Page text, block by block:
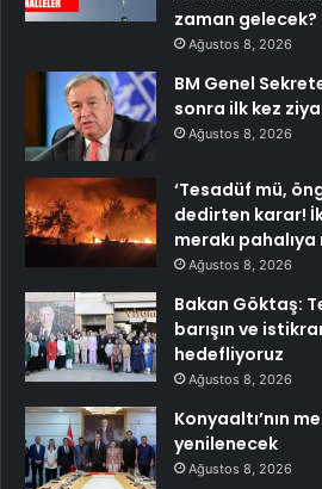
zaman gelecek?
Ağustos 8, 2026
BM Genel
sonra ilk kez
Ağustos 8, 2026
‘Tesadüf mü,
dedirten karar!
merakı
Ağustos 8, 2026
Bakan Göktaş:
barışın ve
hedefliyoruz
Ağustos 8, 2026
Konyaaltı’nın
yenilenecek
Ağustos 8, 2026